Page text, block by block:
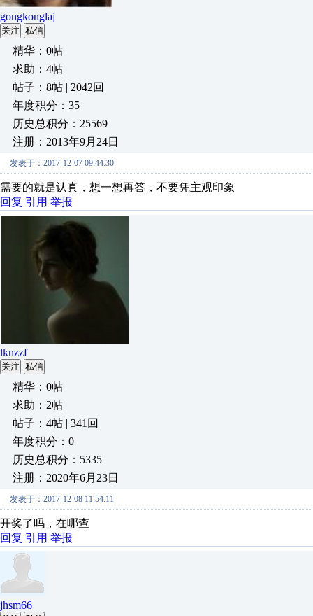
gongkonglaj
关注 私信
精华：0帖
求助：4帖
帖子：8帖 | 2042回
年度积分：35
历史总积分：25569
注册：2013年9月24日
发表于：2017-12-07 09:44:30
需要的就是认真，想一想再答，不要凭主观印象
回复 引用 举报
lknzzf
关注 私信
精华：0帖
求助：2帖
帖子：4帖 | 341回
年度积分：0
历史总积分：5335
注册：2020年6月23日
发表于：2017-12-08 11:54:11
开奖了吗，在哪查
回复 引用 举报
jhsm66